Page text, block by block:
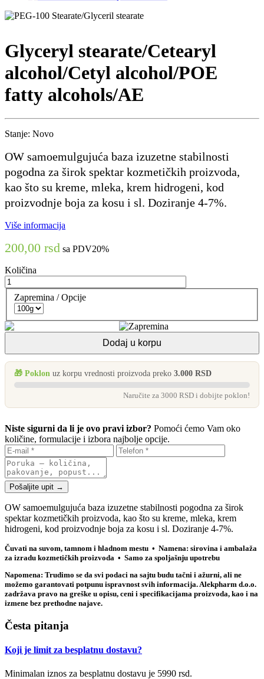
Glyceryl stearate/Cetearyl
alcohol/Cetyl alcohol/POE
fatty alcohols/AE
Stanje: Novo
OW samoemulgujuća baza izuzetne stabilnosti
pogodna za širok spektar kozmetičkih proizvoda,
kao što su kreme, mleka, krem hidrogeni, kod
proizvodnje boja za kosu i sl. Doziranje 4-7%.
Više informacija
200,00 rsd sa PDV20%
Količina
Zapremina / Opcije
Dodaj u korpu
🎁 Poklon uz korpu vrednosti proizvoda preko 3.000 RSD
Naručite za 3000 RSD i dobijte poklon!
Niste sigurni da li je ovo pravi izbor? Pomoći ćemo Vam oko
količine, formulacije i izbora najbolje opcije.
Pošaljite upit →
OW samoemulgujuća baza izuzetne stabilnosti pogodna za širok
spektar kozmetičkih proizvoda, kao što su kreme, mleka, krem
hidrogeni, kod proizvodnje boja za kosu i sl. Doziranje 4-7%.
Čuvati na suvom, tamnom i hladnom mestu • Namena: sirovina i ambalaža
za izradu kozmetičkih proizvoda • Samo za spoljašnju upotrebu
Napomena: Trudimo se da svi podaci na sajtu budu tačni i ažurni, ali ne
možemo garantovati potpunu ispravnost svih informacija. Alekpharm d.o.o.
zadržava pravo na greške u opisu, ceni i specifikacijama proizvoda, kao i na
izmene bez prethodne najave.
Česta pitanja
Koji je limit za besplatnu dostavu?
Minimalan iznos za besplatnu dostavu je 5990 rsd.